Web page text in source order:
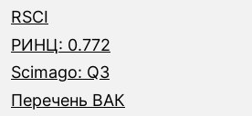
RSCI
РИНЦ: 0.772
Scimago: Q3
Перечень ВАК